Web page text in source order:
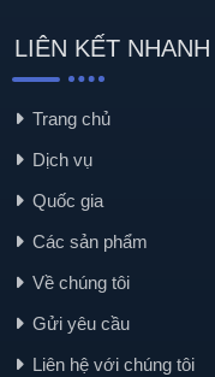
LIÊN KẾT NHANH
Trang chủ
Dịch vụ
Quốc gia
Các sản phẩm
Về chúng tôi
Gửi yêu cầu
Liên hệ với chúng tôi